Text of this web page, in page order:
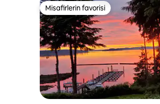
Misafirlerin favorisi
Misafirlerin favorisi